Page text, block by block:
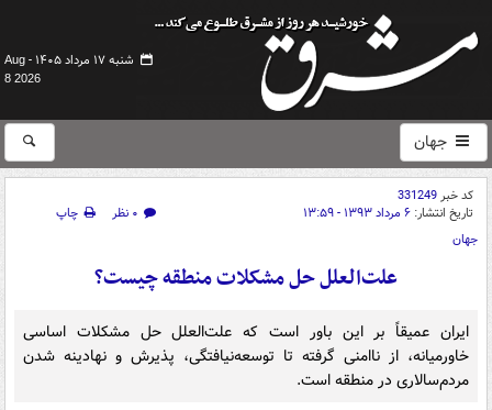
شنبه ۱۷ مرداد ۱۴۰۵ -
Aug
8 2026
جهان
کد خبر331249
تاریخ انتشار: ۶ مرداد ۱۳۹۳ - ۱۳:۵۹ ۰ نظر
چاپ
جهان
علت‌العلل حل مشکلات منطقه چیست؟
ایران عمیقاً بر این باور است که علت‌العلل حل مشکلات اساسی
خاورمیانه، از ناامنی گرفته تا توسعه‌نیافتگی، پذیرش و نهادینه شدن
مردم‌سالاری در منطقه است.